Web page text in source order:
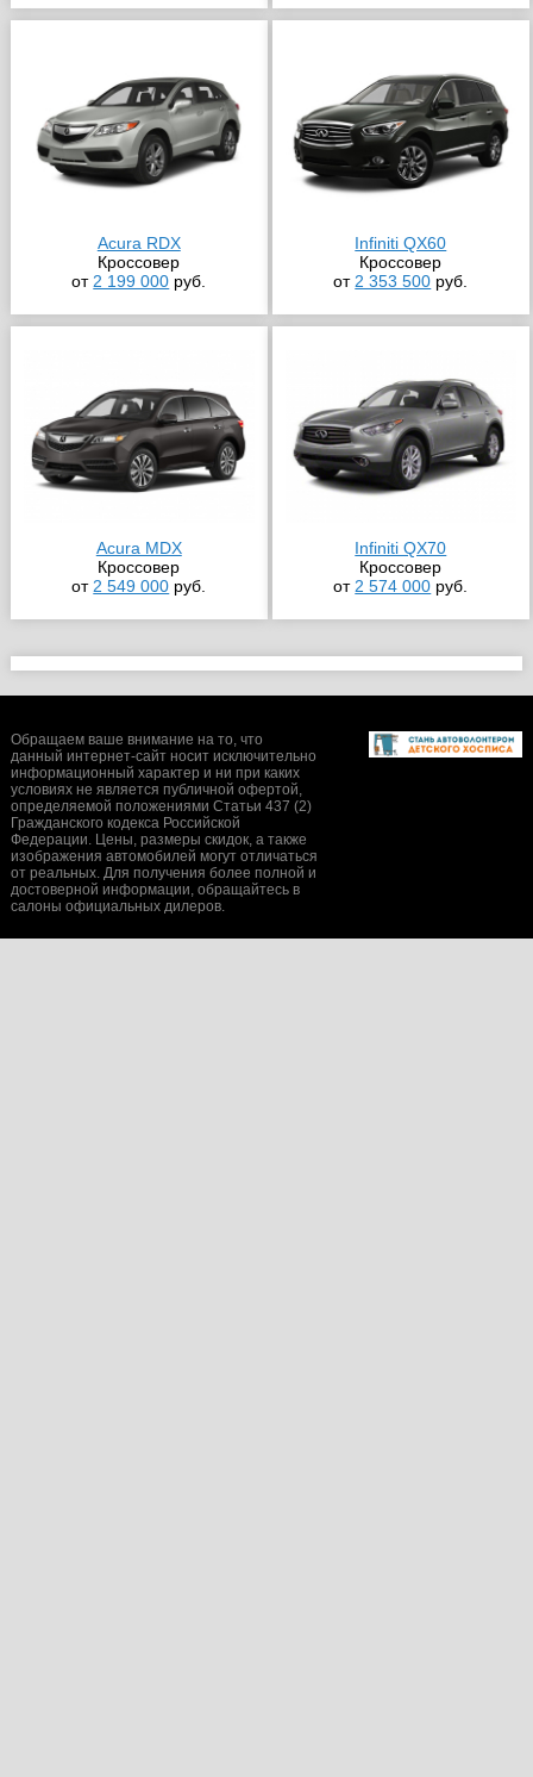
Acura RDX
Кроссовер
от 2 199 000 руб.
Infiniti QX60
Кроссовер
от 2 353 500 руб.
Acura MDX
Кроссовер
от 2 549 000 руб.
Infiniti QX70
Кроссовер
от 2 574 000 руб.
Обращаем ваше внимание на то, что
данный интернет-сайт носит исключительно
информационный характер и ни при каких
условиях не является публичной офертой,
определяемой положениями Статьи 437 (2)
Гражданского кодекса Российской
Федерации. Цены, размеры скидок, а также
изображения автомобилей могут отличаться
от реальных. Для получения более полной и
достоверной информации, обращайтесь в
салоны официальных дилеров.